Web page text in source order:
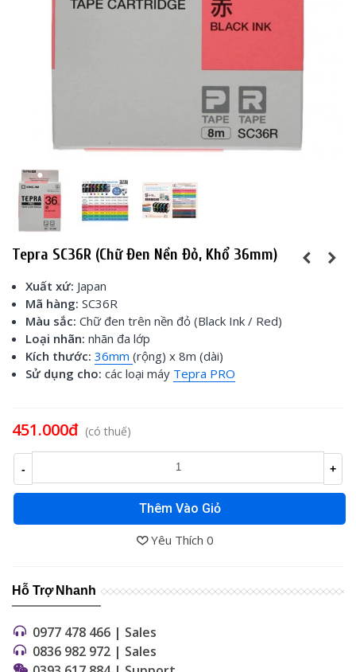
Tepra SC36R (Chữ Đen Nền Đỏ, Khổ 36mm)
Xuất xứ: Japan
Mã hàng: SC36R
Màu sắc: Chữ đen trên nền đỏ (Black Ink / Red)
Loại nhãn: nhãn đa lớp
Kích thước: 36mm (rộng) x 8m (dài)
Sử dụng cho: các loại máy Tepra PRO
451.000đ (có thuế)
- +
Thêm Vào Giỏ
Yêu Thích 0
Hỗ Trợ Nhanh
0977 478 466 | Sales
0836 982 972 | Sales